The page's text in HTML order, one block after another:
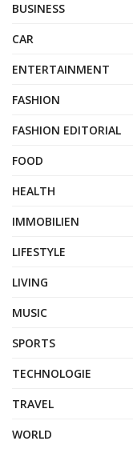
BUSINESS
CAR
ENTERTAINMENT
FASHION
FASHION EDITORIAL
FOOD
HEALTH
IMMOBILIEN
LIFESTYLE
LIVING
MUSIC
SPORTS
TECHNOLOGIE
TRAVEL
WORLD